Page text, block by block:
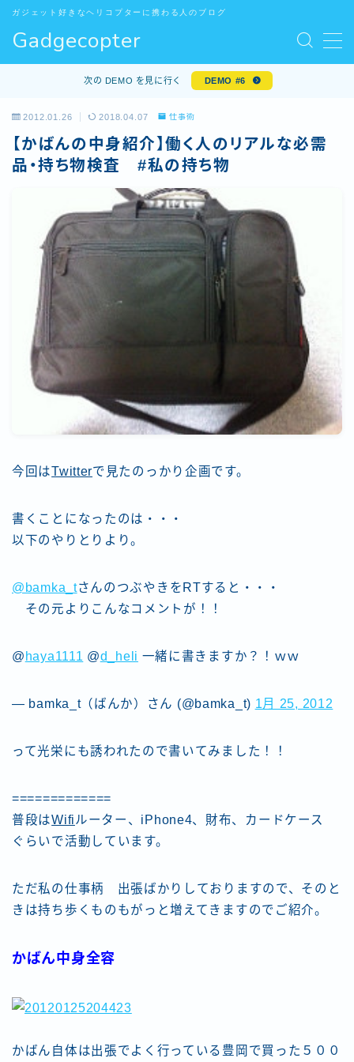
Gadgecopter
ガジェット好きなヘリコプターに携わる人のブログ
MENU
お問い合わせ
デモプリセット記事 #5
デモプリセット記事 Part10
プライバシーポリシー
プライバシーポリシー
利用規約／特定商取引法に基づく表記
有料記事の決済完了ページ
特定商取引法に基づく表記
運営者情報
次の DEMO を見に行く DEMO #6
2012.01.26 2018.04.07 仕事術
【かばんの中身紹介】働く人のリアルな必需
品・持ち物検査 #私の持ち物
今回はTwitterで見たのっかり企画です。
書くことになったのは・・・
以下のやりとりより。
@bamka_tさんのつぶやきをRTすると・・・
その元よりこんなコメントが！！
@ haya1111 @d_heli 一緒に書きますか？！ｗｗ
— bamka_t（ばんか）さん (@bamka_t) 1月 25, 2012
って光栄にも誘われたので書いてみました！！
=============
普段はWifiルーター、iPhone4、財布、カードケース
ぐらいで活動しています。
ただ私の仕事柄 出張ばかりしておりますので、そのと
きは持ち歩くものもがっと増えてきますのでご紹介。
かばん中身全容
かばん自体は出張でよく行っている豊岡で買った５００